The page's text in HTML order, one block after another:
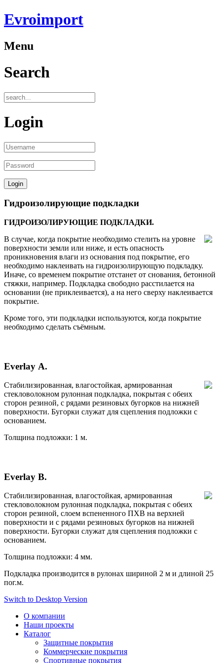
Evroimport
Menu
Search
Login
Гидроизолирующие подкладки
ГИДРОИЗОЛИРУЮЩИЕ ПОДКЛАДКИ.
В случае, когда покрытие необходимо стелить на уровне
поверхности земли или ниже, и есть опасность
проникновения влаги из основания под покрытие, его
необходимо наклеивать на гидроизолирующую подкладку.
Иначе, со временем покрытие отстанет от снования, бетонной
стяжки, например. Подкладка свободно расстилается на
основании (не приклеивается), а на него сверху наклеивается
покрытие.
Кроме того, эти подкладки используются, когда покрытие
необходимо сделать съёмным.
Everlay А.
Стабилизированная, влагостойкая, армированная
стекловолокном рулонная подкладка, покрытая с обеих
сторон резиной, с рядами резиновых бугорков на нижней
поверхности. Бугорки служат для сцепления подложки с
основанием.
Толщина подложки: 1 м.
Everlay В.
Стабилизированная, влагостойкая, армированная
стекловолокном рулонная подкладка, покрытая с обеих
сторон резиной, слоем вспененного ПХВ на верхней
поверхности и с рядами резиновых бугорков на нижней
поверхности. Бугорки служат для сцепления подложки с
основанием.
Толщина подложки: 4 мм.
Подкладка производится в рулонах шириной 2 м и длиной 25
пог.м.
Switch to Desktop Version
О компании
Наши проекты
Каталог
Защитные покрытия
Коммерческие покрытия
Спортивные покрытия